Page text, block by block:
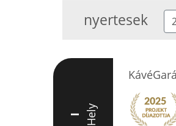
nyertesek
I Hely